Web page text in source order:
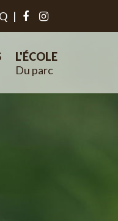
|
L'ÉCOLE
Du parc